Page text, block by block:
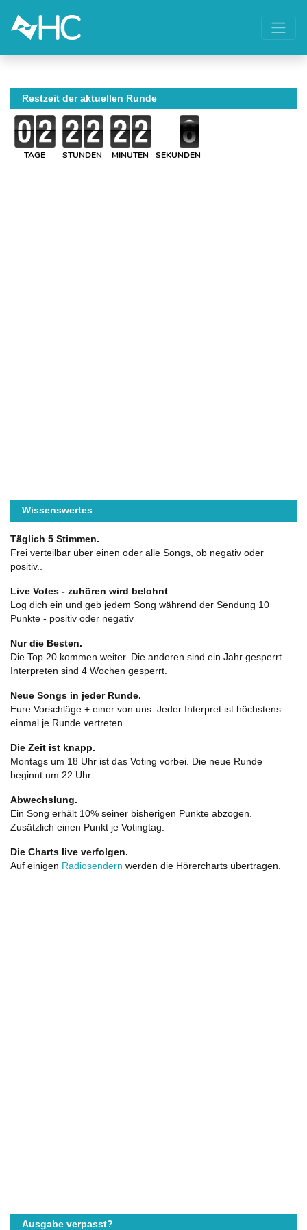
Restzeit der aktuellen Runde
TAGE STUNDEN MINUTEN SEKUNDEN
Wissenswertes
Täglich 5 Stimmen.
Frei verteilbar über einen oder alle Songs, ob negativ oder
positiv..
Live Votes - zuhören wird belohnt
Log dich ein und geb jedem Song während der Sendung 10
Punkte - positiv oder negativ
Nur die Besten.
Die Top 20 kommen weiter. Die anderen sind ein Jahr gesperrt.
Interpreten sind 4 Wochen gesperrt.
Neue Songs in jeder Runde.
Eure Vorschläge + einer von uns. Jeder Interpret ist höchstens
einmal je Runde vertreten.
Die Zeit ist knapp.
Montags um 18 Uhr ist das Voting vorbei. Die neue Runde
beginnt um 22 Uhr.
Abwechslung.
Ein Song erhält 10% seiner bisherigen Punkte abzogen.
Zusätzlich einen Punkt je Votingtag.
Die Charts live verfolgen.
Auf einigen Radiosendern werden die Hörercharts übertragen.
Ausgabe verpasst?